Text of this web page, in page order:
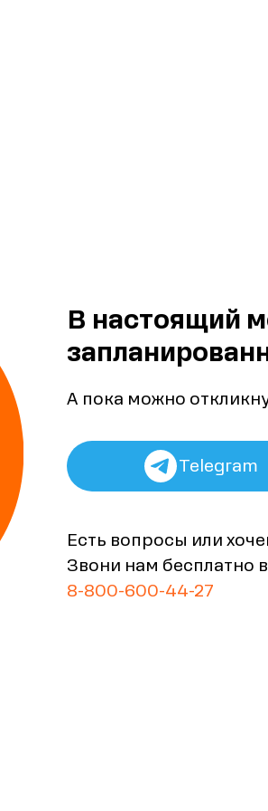
В настоящий
А пока можно
Telegram
Есть вопросы или
Звони нам бесплатно
8-800-600-44-27